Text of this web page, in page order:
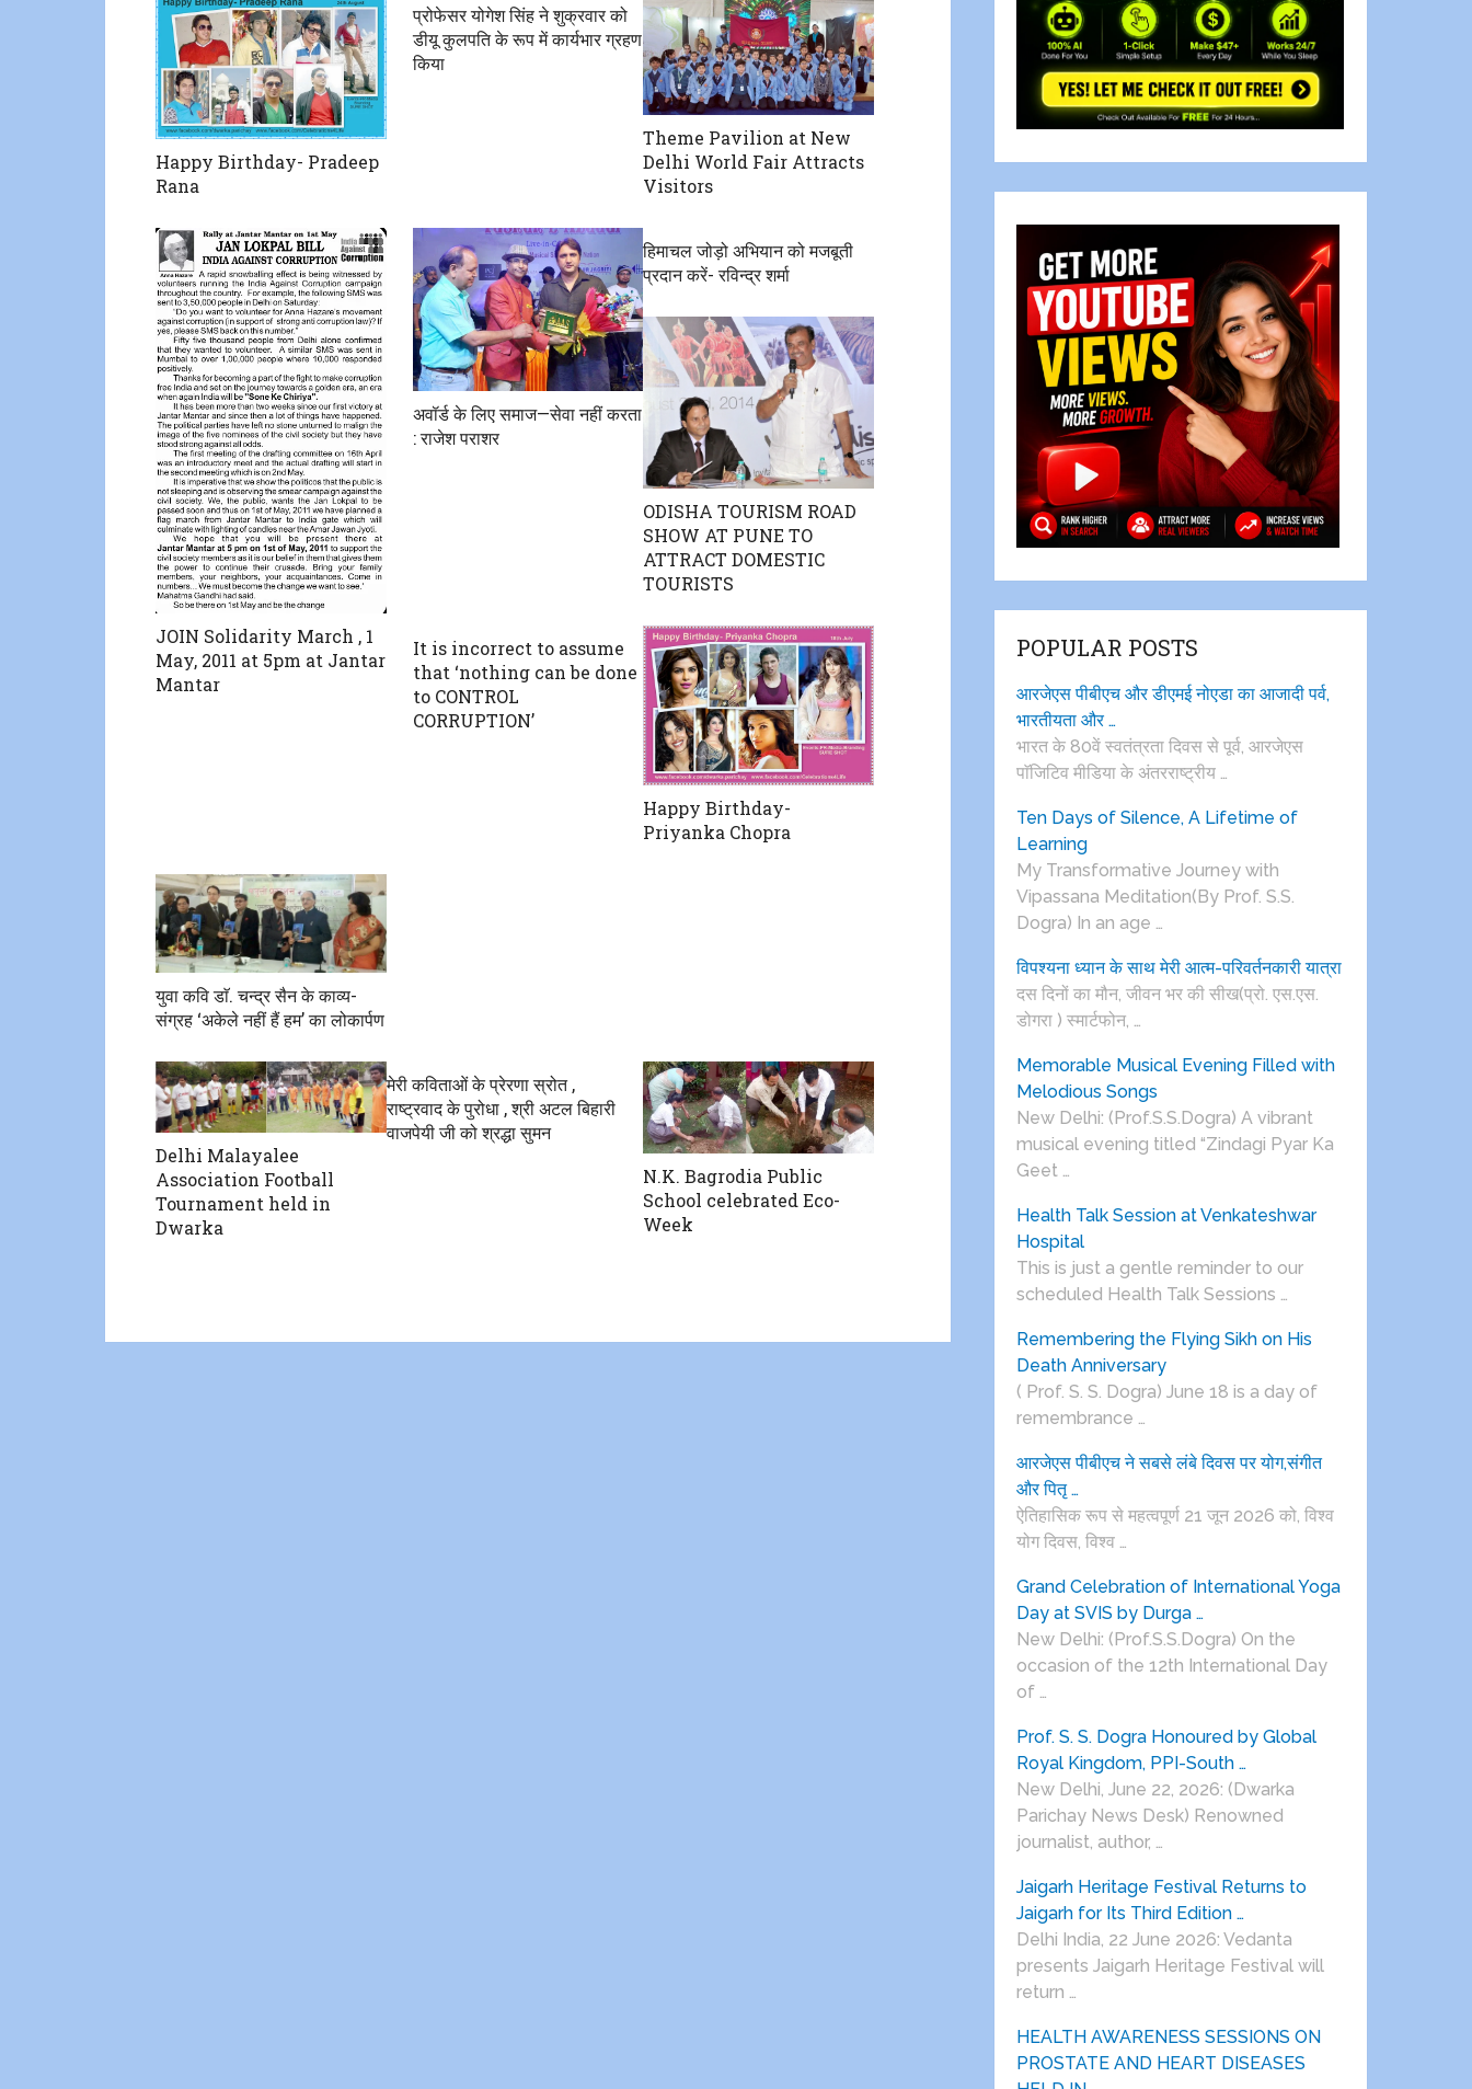
Happy Birthday- Pradeep
Rana
प्रोफेसर योगेश सिंह ने शुक्रवार को
डीयू कुलपति के रूप में कार्यभार ग्रहण
किया
Theme Pavilion at New
Delhi World Fair Attracts
Visitors
JOIN Solidarity March , 1
May, 2011 at 5pm at Jantar
Mantar
अवॉर्ड के लिए समाज—सेवा नहीं करता
: राजेश पराशर
हिमाचल जोड़ो अभियान को मजबूती
प्रदान करें- रविन्द्र शर्मा
ODISHA TOURISM ROAD
SHOW AT PUNE TO
ATTRACT DOMESTIC
TOURISTS
It is incorrect to assume
that ‘nothing can be done
to CONTROL
CORRUPTION’
Happy Birthday-
Priyanka Chopra
युवा कवि डाॅ. चन्द्र सैन के काव्य-
संग्रह ‘अकेले नहीं हैं हम’ का लोकार्पण
Delhi Malayalee
Association Football
Tournament held in
Dwarka
मेरी कविताओं के प्रेरणा स्रोत ,
राष्ट्रवाद के पुरोधा , श्री अटल बिहारी
वाजपेयी जी को श्रद्धा सुमन
N.K. Bagrodia Public
School celebrated Eco-
Week
POPULAR POSTS
आरजेएस पीबीएच और डीएमई नोएडा का आजादी पर्व,
भारतीयता और …
भारत के 80वें स्वतंत्रता दिवस से पूर्व, आरजेएस
पाॅजिटिव मीडिया के अंतरराष्ट्रीय …
Ten Days of Silence, A Lifetime of
Learning
My Transformative Journey with
Vipassana Meditation(By Prof. S.S.
Dogra) In an age …
विपश्यना ध्यान के साथ मेरी आत्म-परिवर्तनकारी यात्रा
दस दिनों का मौन, जीवन भर की सीख(प्रो. एस.एस.
डोगरा ) स्मार्टफोन, …
Memorable Musical Evening Filled with
Melodious Songs
New Delhi: (Prof.S.S.Dogra) A vibrant
musical evening titled “Zindagi Pyar Ka
Geet …
Health Talk Session at Venkateshwar
Hospital
This is just a gentle reminder to our
scheduled Health Talk Sessions …
Remembering the Flying Sikh on His
Death Anniversary
( Prof. S. S. Dogra) June 18 is a day of
remembrance …
आरजेएस पीबीएच ने सबसे लंबे दिवस पर योग,संगीत
और पितृ …
ऐतिहासिक रूप से महत्वपूर्ण 21 जून 2026 को, विश्व
योग दिवस, विश्व …
Grand Celebration of International Yoga
Day at SVIS by Durga …
New Delhi: (Prof.S.S.Dogra) On the
occasion of the 12th International Day
of …
Prof. S. S. Dogra Honoured by Global
Royal Kingdom, PPI-South …
New Delhi, June 22, 2026: (Dwarka
Parichay News Desk) Renowned
journalist, author, …
Jaigarh Heritage Festival Returns to
Jaigarh for Its Third Edition …
Delhi India, 22 June 2026: Vedanta
presents Jaigarh Heritage Festival will
return …
HEALTH AWARENESS SESSIONS ON
PROSTATE AND HEART DISEASES